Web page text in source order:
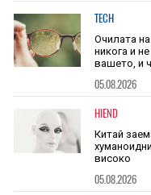
TECH
Очилата
никога и
вашето, и
05.08.2026
HIEND
Китай
високо
05.08.2026